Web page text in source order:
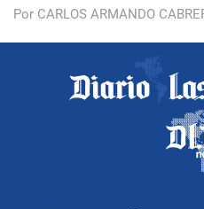
Por CARLOS ARMANDO